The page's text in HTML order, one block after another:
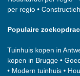
per regio •
Populaire
Tuinhuis kopen in
kopen in Brugge •
• Modern tuinhuis •